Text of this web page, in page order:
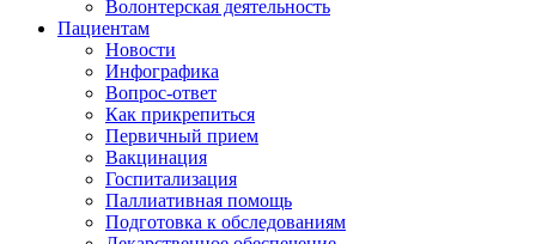
Волонтерская деятельность
Пациентам
Новости
Инфографика
Вопрос-ответ
Как прикрепиться
Первичный прием
Вакцинация
Госпитализация
Паллиативная помощь
Подготовка к обследованиям